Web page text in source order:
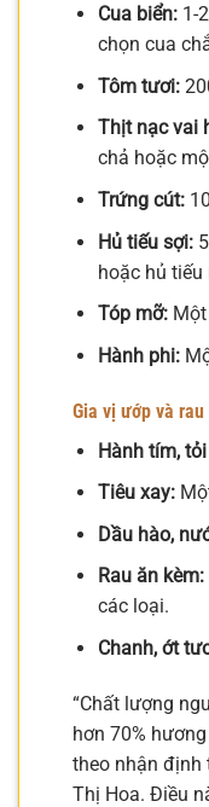
Cua biển:1-
chọn cua
Tôm tươi:
Thịt nạc vai
chả hoặc
Trứng cút:
Hủ tiếu sợi:
hoặc hủ
Tóp mỡ:Một
Hành phi:
Gia vị ướp và rau
Hành tím,
Tiêu xay:
Dầu hào,
Rau ăn kèm:
các loại.
Chanh, ớt
“Chất lượng
hơn 70%
theo nhận định
Thị Hoa. Điều